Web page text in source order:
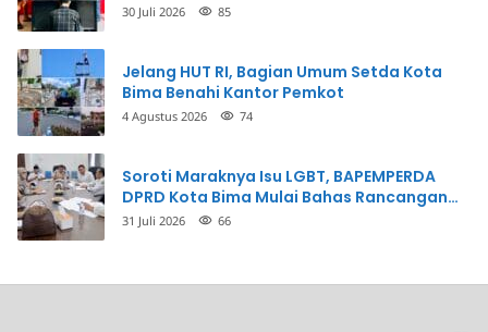
30 Juli 2026 85
Jelang HUT RI, Bagian Umum Setda Kota
Bima Benahi Kantor Pemkot
4 Agustus 2026 74
Soroti Maraknya Isu LGBT, BAPEMPERDA
DPRD Kota Bima Mulai Bahas Rancangan
Perda Pencegahan
31 Juli 2026 66